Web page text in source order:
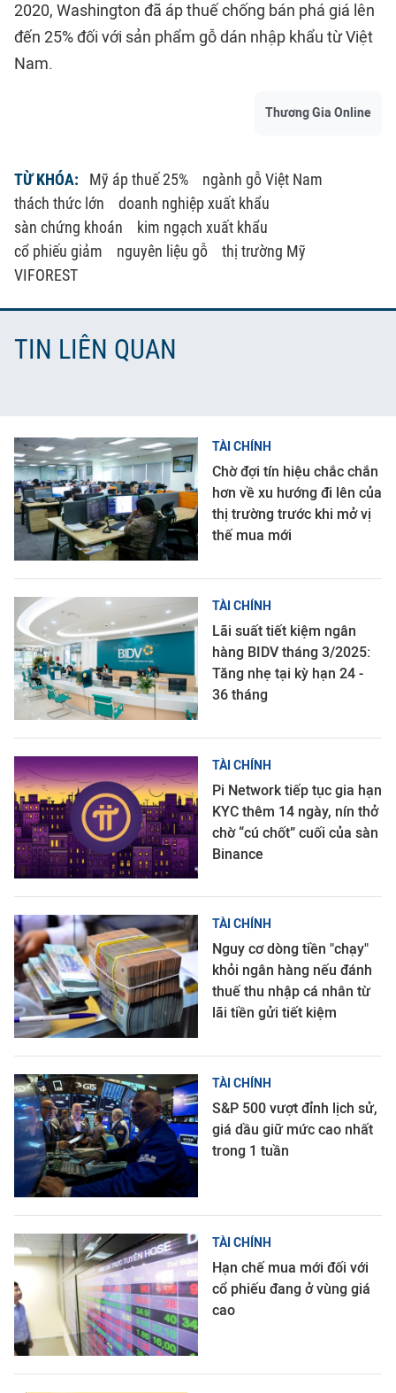
2020, Washington đã áp thuế chống bán phá giá lên
đến 25% đối với sản phẩm gỗ dán nhập khẩu từ Việt
Nam.
Thương Gia Online
TỪ KHÓA: Mỹ áp thuế 25%
ngành gỗ Việt Nam
thách thức lớn
doanh nghiệp xuất khẩu
sàn chứng khoán
kim ngạch xuất khẩu
cổ phiếu giảm
nguyên liệu gỗ
thị trường Mỹ
VIFOREST
TIN LIÊN QUAN
TÀI CHÍNH
Chờ đợi tín hiệu chắc chắn
hơn về xu hướng đi lên của
thị trường trước khi mở vị
thế mua mới
TÀI CHÍNH
Lãi suất tiết kiệm ngân
hàng BIDV tháng 3/2025:
Tăng nhẹ tại kỳ hạn 24 -
36 tháng
TÀI CHÍNH
Pi Network tiếp tục gia hạn
KYC thêm 14 ngày, nín thở
chờ “cú chốt” cuối của sàn
Binance
TÀI CHÍNH
Nguy cơ dòng tiền "chạy"
khỏi ngân hàng nếu đánh
thuế thu nhập cá nhân từ
lãi tiền gửi tiết kiệm
TÀI CHÍNH
S&P 500 vượt đỉnh lịch sử,
giá dầu giữ mức cao nhất
trong 1 tuần
TÀI CHÍNH
Hạn chế mua mới đối với
cổ phiếu đang ở vùng giá
cao